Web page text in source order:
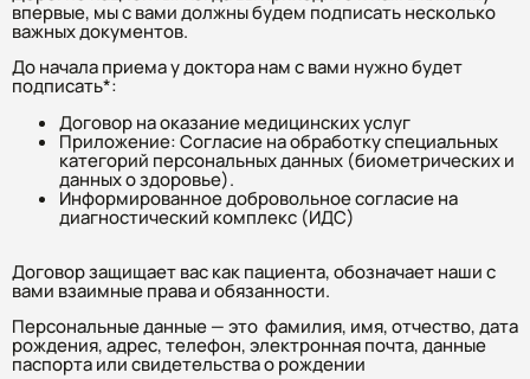
впервые, мы с вами должны будем подписать несколько
важных документов.
До начала приема у доктора нам с вами нужно будет
подписать*:
Договор на оказание медицинских услуг
Приложение: Согласие на обработку специальных
категорий персональных данных (биометрических и
данных о здоровье).
Информированное добровольное согласие на
диагностический комплекс (ИДС)
Договор защищает вас как пациента, обозначает наши с
вами взаимные права и обязанности.
Персональные данные — это фамилия, имя, отчество, дата
рождения, адрес, телефон, электронная почта, данные
паспорта или свидетельства о рождении